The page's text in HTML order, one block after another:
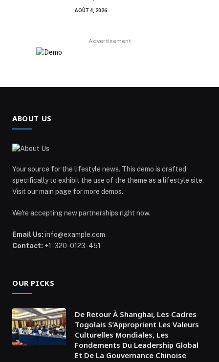
AOÛT 4, 2026
Advertisement
ABOUT US
Your source for the lifestyle news. This demo is crafted
specifically to exhibit the use of the theme as a lifestyle site.
Visit our main page for more demos.
We're accepting new partnerships right now.
Email Us: info@example.com
Contact: +1-320-0123-451
OUR PICKS
De Retour À Shanghai, Les Cadres
Togolais S’Approprient Les Valeurs
Culturelles Mondiales, Les
Fondements Du Leadership Global
Et De La Gouvernance Chinoise